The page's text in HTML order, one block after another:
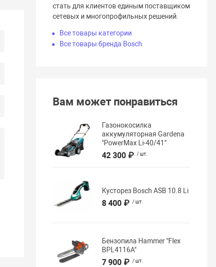
стать для клиентов единым поставщиком
сетевых и многопрофильных решений.
Все товары категории
Все товары бренда Bosch
Вам может понравиться
Газонокосилка
аккумуляторная Gardena
"PowerMax Li-40/41"
42 300 ₽ / шт.
Кусторез Bosch ASB 10.8 Li
8 400 ₽ / шт.
Бензопила Hammer "Flex
BPL4116A"
7 900 ₽ / шт.